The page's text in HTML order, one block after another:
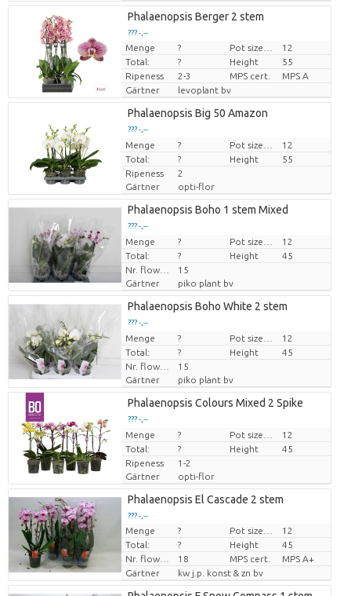
Phalaenopsis Berger 2 stem
??? -,--
Preis pro Stück
Menge ?
12
Total:
? Height
55
Ripeness
2-3 MPS cert.
MPS A
Gärtner
levoplant bv
Phalaenopsis Big 50 Amazon
??? -,--
Preis pro Stück
Menge ?
12
Total:
? Height
55
Ripeness
2
Gärtner
opti-flor
Phalaenopsis Boho 1 stem Mixed
??? -,--
Preis pro Stück
Menge ?
12
Total:
? Height
45
Nr. flower/pot
15
Gärtner
piko plant bv
Phalaenopsis Boho White 2 stem
??? -,--
Preis pro Stück
Menge ?
12
Total:
? Height
45
Nr. flower/pot
15
Gärtner
piko plant bv
Phalaenopsis Colours Mixed 2 Spike
??? -,--
Preis pro Stück
Menge ?
12
Total:
? Height
45
Ripeness
1-2
Gärtner
opti-flor
Phalaenopsis El Cascade 2 stem
??? -,--
Preis pro Stück
Menge ?
12
Total:
? Height
45
Nr. flower/pot
18 MPS cert.
MPS A+
Gärtner
kw j.p. konst & zn bv